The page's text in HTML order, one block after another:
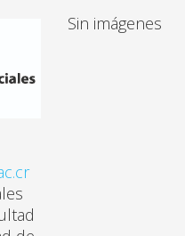
Sin imágenes